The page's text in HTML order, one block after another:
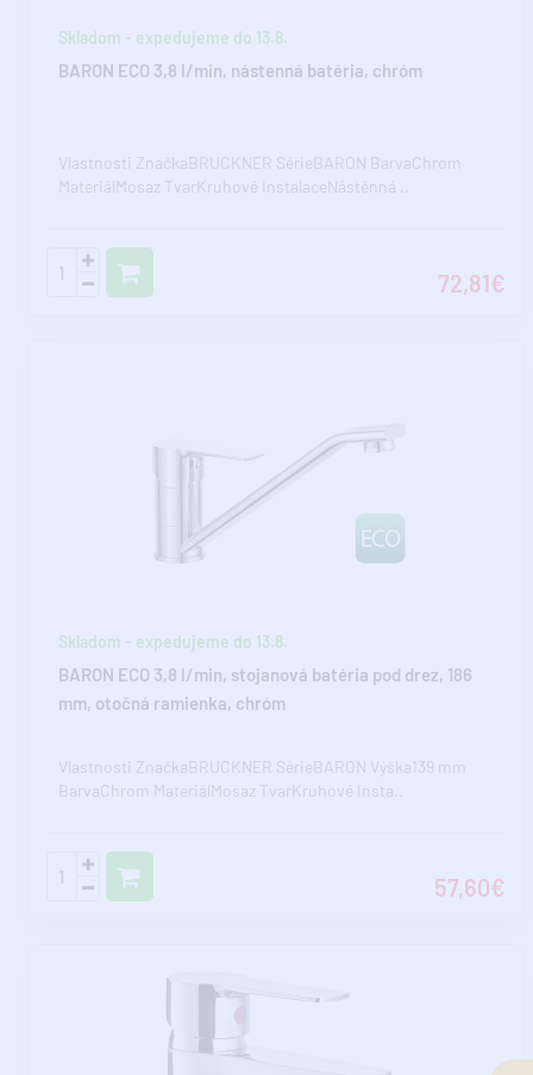
Skladom - expedujeme do 13.8.
BARON ECO 3,8 l/min, nástenná batéria, chróm
Vlastnosti ZnačkaBRUCKNER SérieBARON BarvaChrom
MateriálMosaz TvarKruhové InstalaceNástěnná ..
72,81€
Skladom - expedujeme do 13.8.
BARON ECO 3,8 l/min, stojanová batéria pod drez, 186
mm, otočná ramienka, chróm
Vlastnosti ZnačkaBRUCKNER SérieBARON Výška139 mm
BarvaChrom MateriálMosaz TvarKruhové Insta..
57,60€